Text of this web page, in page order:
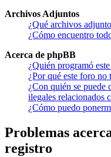
Archivos Adjuntos
¿Qué archivos
¿Cómo encuentro
Acerca de phpBB
¿Quién programó
¿Por qué este foro no
¿Con quién se puede
ilegales relacionados
¿Cómo puedo
Problemas
registro